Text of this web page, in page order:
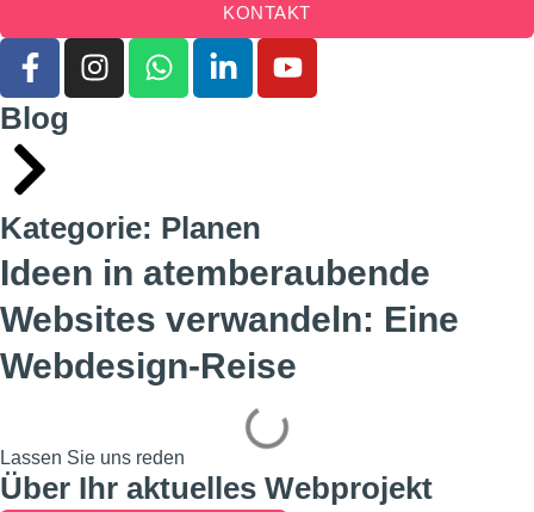
KONTAKT
Blog
Kategorie: Planen
Ideen in atemberaubende
Websites verwandeln: Eine
Webdesign-Reise
Lassen Sie uns reden
Über Ihr aktuelles Webprojekt